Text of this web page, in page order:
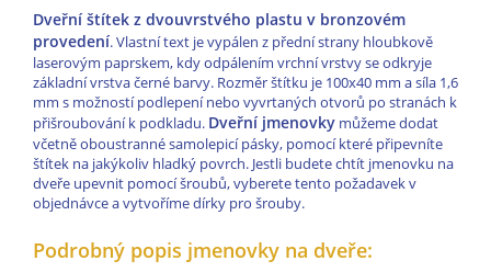
Dveřní štítek z dvouvrstvého plastu v bronzovém
provedení. Vlastní text je vypálen z přední strany hloubkově
laserovým paprskem, kdy odpálením vrchní vrstvy se odkryje
základní vrstva černé barvy. Rozměr štítku je 100x40 mm a síla 1,6
mm s možností podlepení nebo vyvrtaných otvorů po stranách k
přišroubování k podkladu. Dveřní jmenovky můžeme dodat
včetně oboustranné samolepicí pásky, pomocí které připevníte
štítek na jakýkoliv hladký povrch. Jestli budete chtít jmenovku na
dveře upevnit pomocí šroubů, vyberete tento požadavek v
objednávce a vytvoříme dírky pro šrouby.
Podrobný popis jmenovky na dveře: